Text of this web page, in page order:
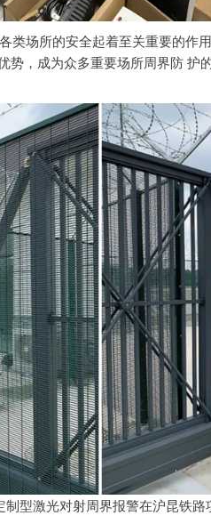
场所的安全起着至关重要的作
势，成为众多重要场所周界防 护
制型激光对射周界报警在沪昆铁路